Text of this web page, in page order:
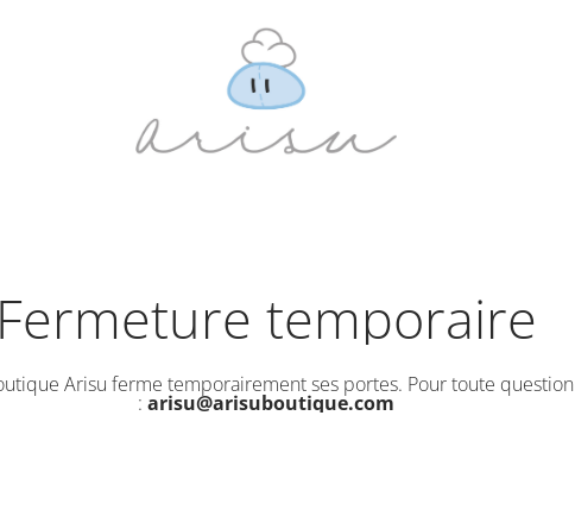
temporaire
Arisu ferme temporairement ses portes. Pour toute question
: arisu@arisuboutique.com